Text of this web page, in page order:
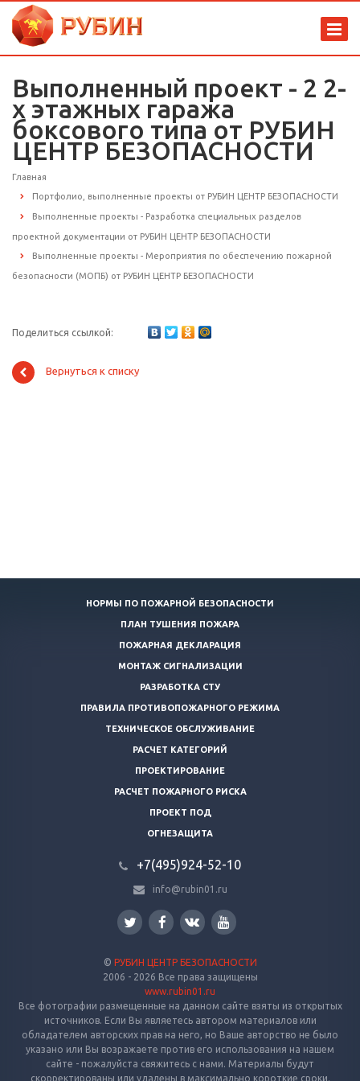
Выполненный проект - 2 2-
х этажных гаража
боксового типа от РУБИН
ЦЕНТР БЕЗОПАСНОСТИ
Главная
Портфолио, выполненные проекты от РУБИН ЦЕНТР БЕЗОПАСНОСТИ
Выполненные проекты - Разработка специальных разделов
проектной документации от РУБИН ЦЕНТР БЕЗОПАСНОСТИ
Выполненные проекты - Мероприятия по обеспечению пожарной
безопасности (МОПБ) от РУБИН ЦЕНТР БЕЗОПАСНОСТИ
Поделиться ссылкой:
Вернуться к списку
НОРМЫ ПО ПОЖАРНОЙ БЕЗОПАСНОСТИ
ПЛАН ТУШЕНИЯ ПОЖАРА
ПОЖАРНАЯ ДЕКЛАРАЦИЯ
МОНТАЖ СИГНАЛИЗАЦИИ
РАЗРАБОТКА СТУ
ПРАВИЛА ПРОТИВОПОЖАРНОГО РЕЖИМА
ТЕХНИЧЕСКОЕ ОБСЛУЖИВАНИЕ
РАСЧЕТ КАТЕГОРИЙ
ПРОЕКТИРОВАНИЕ
РАСЧЕТ ПОЖАРНОГО РИСКА
ПРОЕКТ ПОД
ОГНЕЗАЩИТА
+7(495)924-52-10
info@rubin01.ru
© РУБИН ЦЕНТР БЕЗОПАСНОСТИ
2006 - 2026 Все права защищены
www.rubin01.ru
Все фотографии размещенные на данном сайте взяты из открытых
источников. Если Вы являетесь автором материалов или
обладателем авторских прав на него, но Ваше авторство не было
указано или Вы возражаете против его использования на нашем
сайте - пожалуйста свяжитесь с нами. Материалы будут
скорректированы или удалены в максимально короткие сроки.